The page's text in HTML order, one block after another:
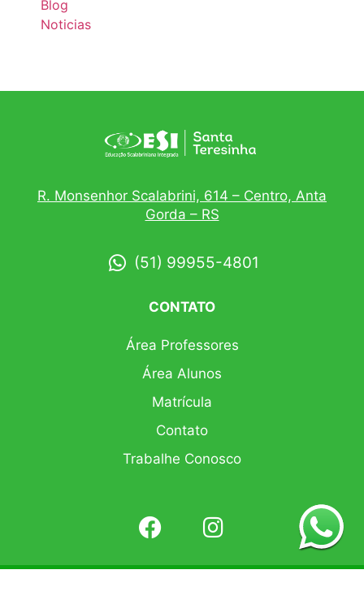
Blog
Noticias
R. Monsenhor Scalabrini, 614 – Centro, Anta
Gorda – RS
(51) 99955-4801
CONTATO
Área Professores
Área Alunos
Matrícula
Contato
Trabalhe Conosco